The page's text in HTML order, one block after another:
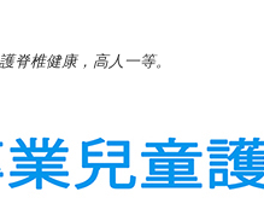
脊椎健康，高人一等。